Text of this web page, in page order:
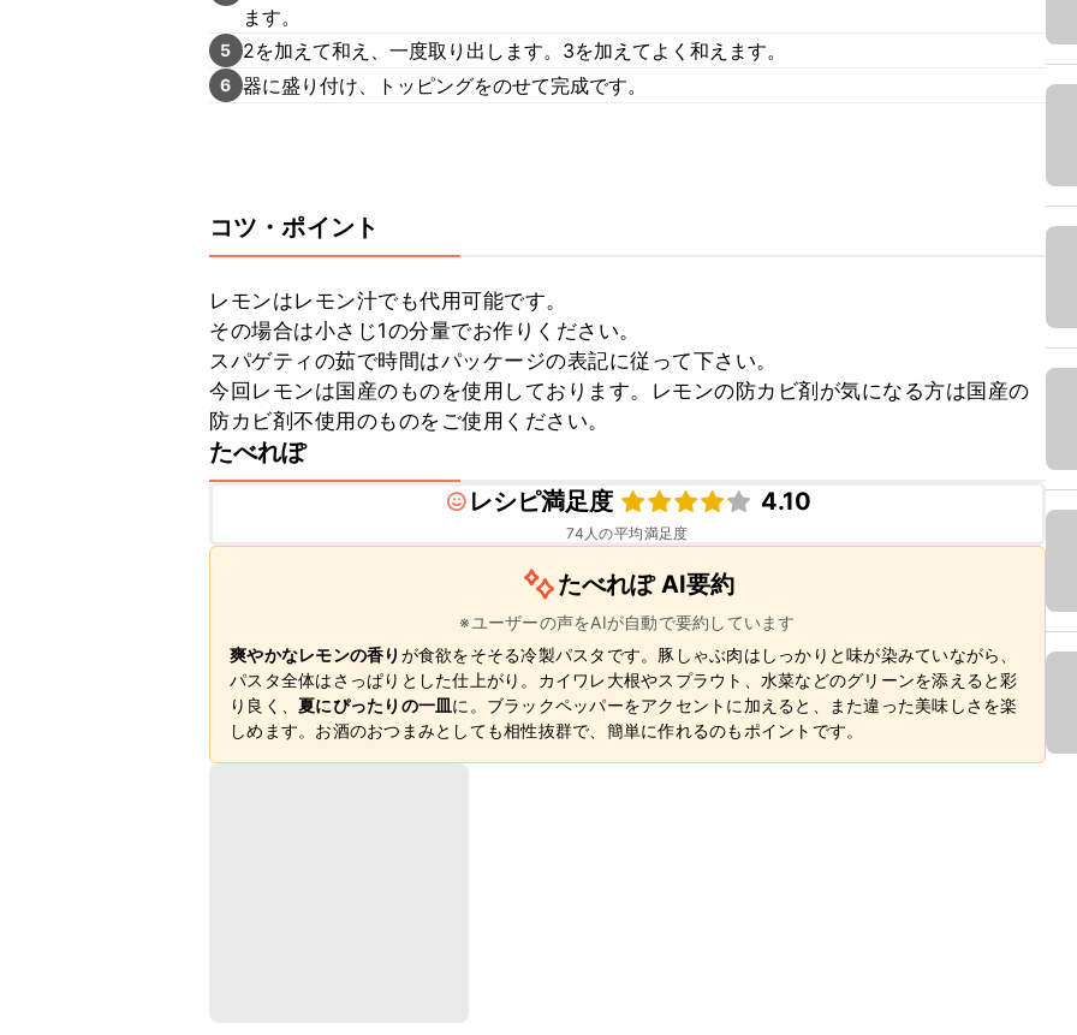
ます。
5 2を加えて和え、一度取り出します。3を加えてよく和えます。
6 器に盛り付け、トッピングをのせて完成です。
コツ・ポイント
レモンはレモン汁でも代用可能です。
その場合は小さじ1の分量でお作りください。
スパゲティの茹で時間はパッケージの表記に従って下さい。
今回レモンは国産のものを使用しております。レモンの防カビ剤が気になる方は国産の
防カビ剤不使用のものをご使用ください。
たべれぽ
レシピ満足度
4.10
74 人の平均満足度
たべれぽ AI要約
※ユーザーの声をAIが自動で要約しています
爽やかなレモンの香り が食欲をそそる冷製パスタです。豚しゃぶ肉はしっかりと味が染みていながら、
パスタ全体はさっぱりとした仕上がり。カイワレ大根やスプラウト、水菜などのグリーンを添えると彩
り良く、 夏にぴったりの一皿に。ブラックペッパーをアクセントに加えると、また違った美味しさを楽
しめます。お酒のおつまみとしても相性抜群で、簡単に作れるのもポイントです。